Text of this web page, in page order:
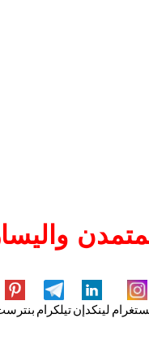
لينكدإنتيلكرام